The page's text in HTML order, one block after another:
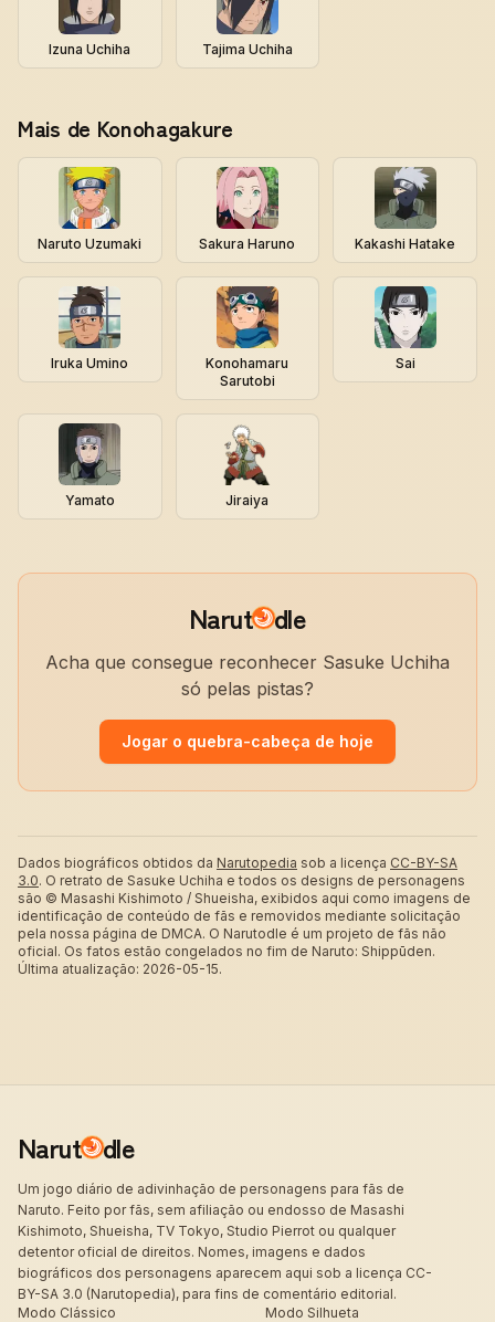
Izuna Uchiha Tajima Uchiha
Mais de Konohagakure
Naruto Uzumaki Sakura Haruno Kakashi Hatake
Iruka Umino
Konohamaru
Sarutobi
Sai
Yamato Jiraiya
Narut dle
Acha que consegue reconhecer Sasuke Uchiha
só pelas pistas?
Jogar o quebra-cabeça de hoje
Dados biográficos obtidos da Narutopedia sob a licença CC-BY-SA
3.0. O retrato de Sasuke Uchiha e todos os designs de personagens
são © Masashi Kishimoto / Shueisha, exibidos aqui como imagens de
identificação de conteúdo de fãs e removidos mediante solicitação
pela nossa página de DMCA. O Narutodle é um projeto de fãs não
oficial. Os fatos estão congelados no fim de Naruto: Shippūden.
Última atualização: 2026-05-15.
Narut dle
Um jogo diário de adivinhação de personagens para fãs de
Naruto. Feito por fãs, sem afiliação ou endosso de Masashi
Kishimoto, Shueisha, TV Tokyo, Studio Pierrot ou qualquer
detentor oficial de direitos. Nomes, imagens e dados
biográficos dos personagens aparecem aqui sob a licença CC-
BY-SA 3.0 (Narutopedia), para fins de comentário editorial.
Modo Clássico
Modo Silhueta